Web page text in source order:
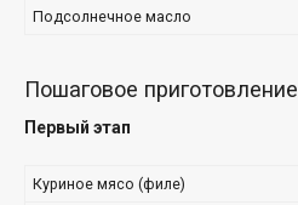
Подсолнечное масло
Пошаговое приготовление
Первый этап
Куриное мясо (филе)